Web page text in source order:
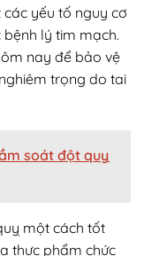
yếu tố nguy cơ
lý tim mạch.
nay để bảo vệ
trọng do tai
soát đột quỵ
một cách tốt
thực phẩm chức